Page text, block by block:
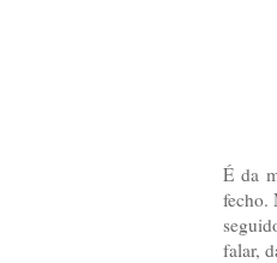
É da
fecho.
falar,